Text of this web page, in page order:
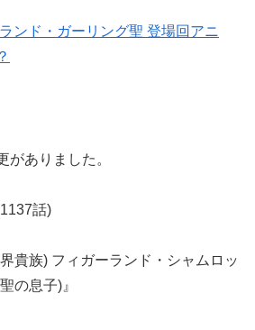
ンド・ガーリング聖 登場回アニ
がありました。
話)
貴族) フィガーランド・シャムロッ
の息子)』